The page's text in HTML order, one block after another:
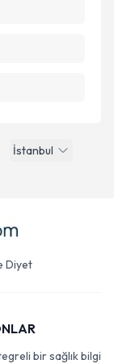
İstanbul
Diyet
bir sağlık bilgi